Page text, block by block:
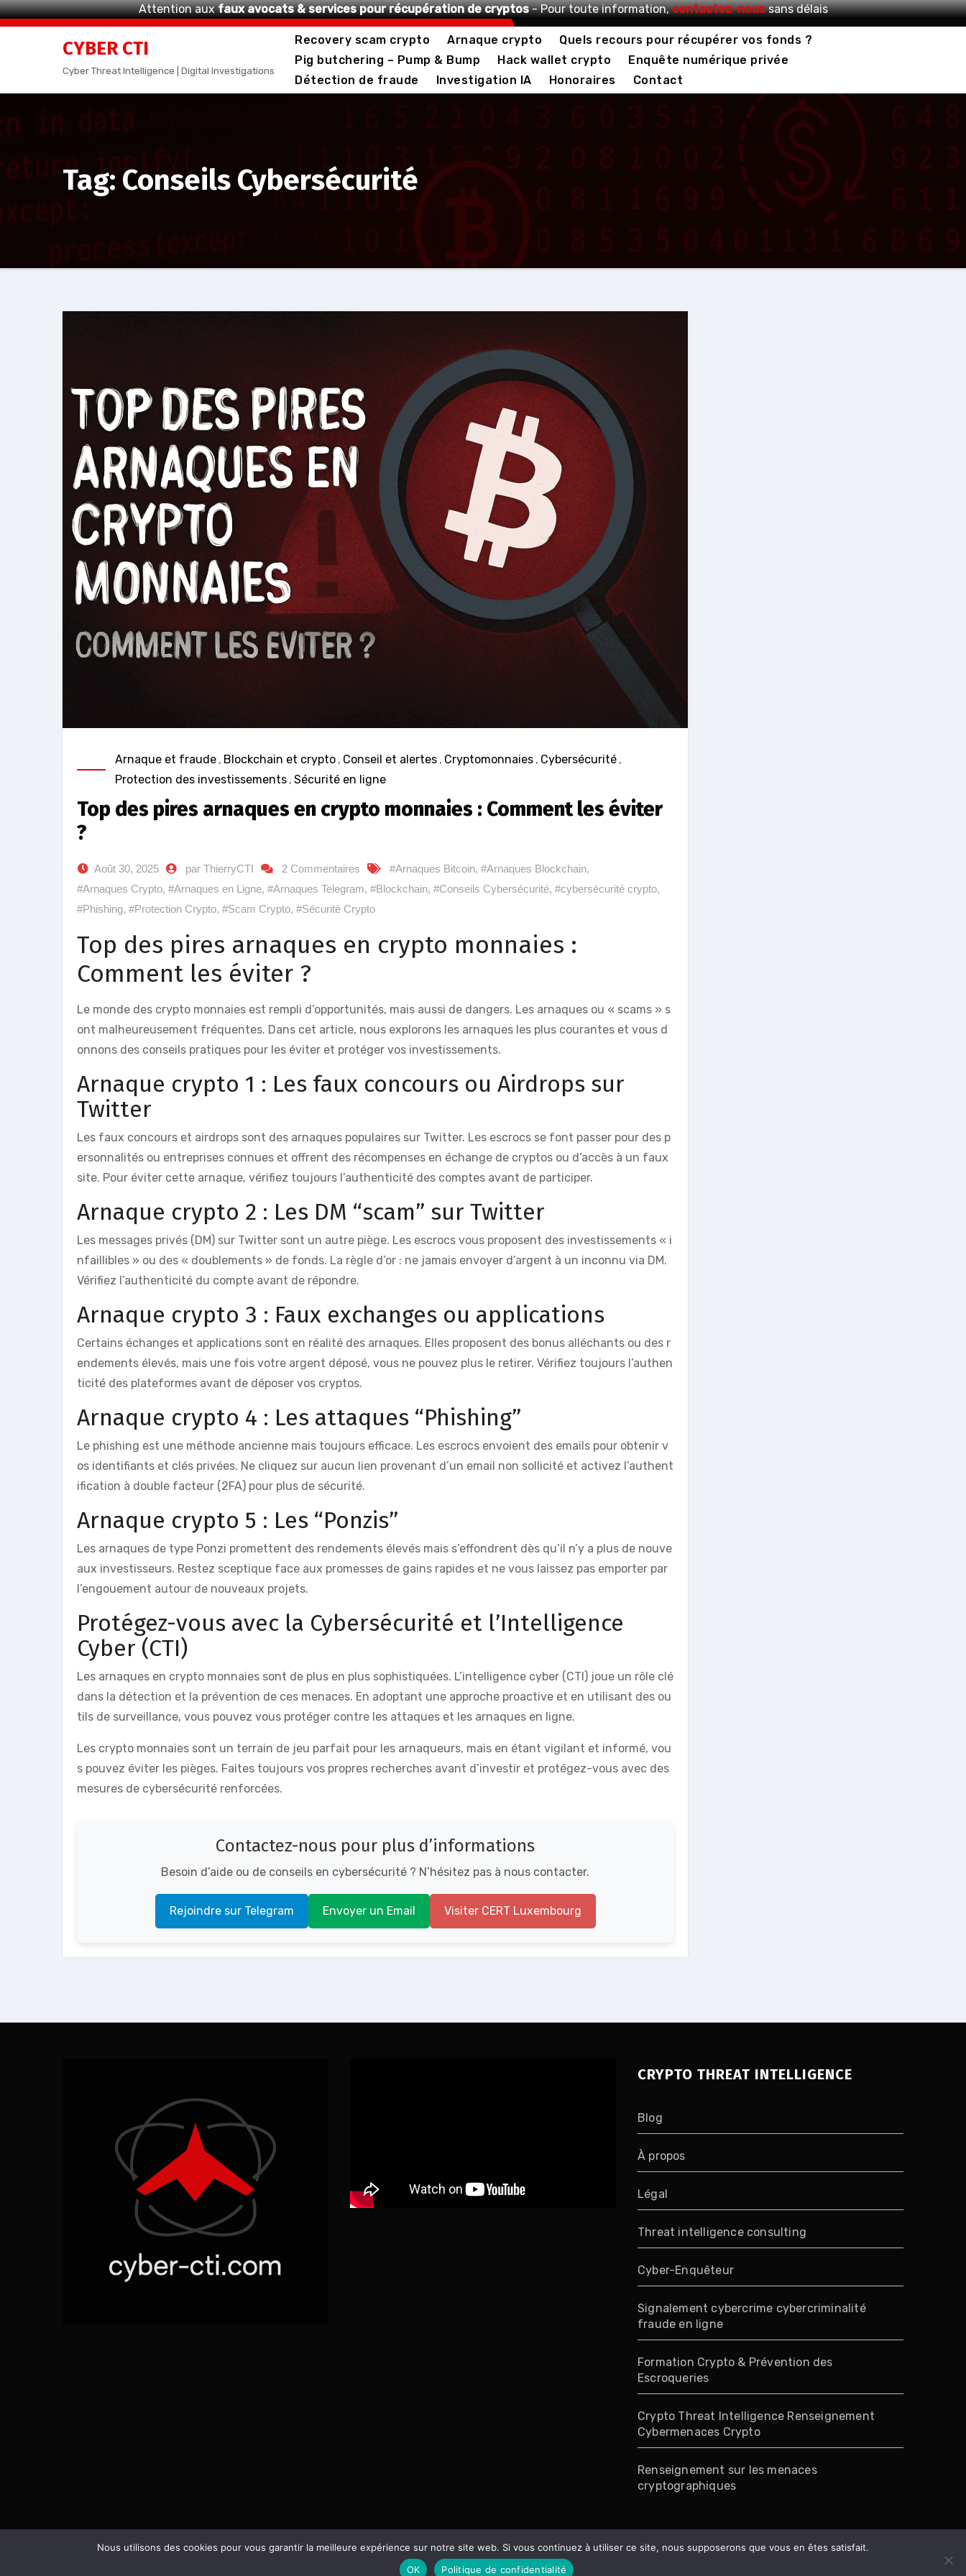
Attention auxfaux avocats & services pour récupération de cryptos- Pour toute information,contactez-noussans délais
Aller
CYBER CTI
Cyber Threat Intelligence | Digital Investigations
Recovery scam crypto Arnaque crypto
Quels recours pour récupérer vos fonds ?
Pig butchering – Pump & Bump
Hack wallet crypto
Enquête numérique privée
Détection de fraude
Investigation IA Honoraires Contact
Tag: Conseils Cybersécurité
Arnaque et fraude , Blockchain et crypto , Conseil et alertes , Cryptomonnaies , Cybersécurité ,
Protection des investissements , Sécurité en ligne
Top des pires arnaques en crypto monnaies : Comment les éviter
?
Août 30, 2025 par ThierryCTI 2 Commentaires #Arnaques Bitcoin, #Arnaques Blockchain,
#Arnaques Crypto, #Arnaques en Ligne, #Arnaques Telegram, #Blockchain, #Conseils Cybersécurité, #cybersécurité crypto,
#Phishing, #Protection Crypto, #Scam Crypto, #Sécurité Crypto
Top des pires arnaques en crypto monnaies :
Comment les éviter ?
Le monde des crypto monnaies est rempli d’opportunités, mais aussi de dangers. Les arnaques ou « scams » s
ont malheureusement fréquentes. Dans cet article, nous explorons les arnaques les plus courantes et vous d
onnons des conseils pratiques pour les éviter et protéger vos investissements.
Arnaque crypto 1 : Les faux concours ou Airdrops sur
Twitter
Les faux concours et airdrops sont des arnaques populaires sur Twitter. Les escrocs se font passer pour des p
ersonnalités ou entreprises connues et offrent des récompenses en échange de cryptos ou d’accès à un faux
site. Pour éviter cette arnaque, vérifiez toujours l’authenticité des comptes avant de participer.
Arnaque crypto 2 : Les DM “scam” sur Twitter
Les messages privés (DM) sur Twitter sont un autre piège. Les escrocs vous proposent des investissements « i
nfaillibles » ou des « doublements » de fonds. La règle d’or : ne jamais envoyer d’argent à un inconnu via DM.
Vérifiez l’authenticité du compte avant de répondre.
Arnaque crypto 3 : Faux exchanges ou applications
Certains échanges et applications sont en réalité des arnaques. Elles proposent des bonus alléchants ou des r
endements élevés, mais une fois votre argent déposé, vous ne pouvez plus le retirer. Vérifiez toujours l’authen
ticité des plateformes avant de déposer vos cryptos.
Arnaque crypto 4 : Les attaques “Phishing”
Le phishing est une méthode ancienne mais toujours efficace. Les escrocs envoient des emails pour obtenir v
os identifiants et clés privées. Ne cliquez sur aucun lien provenant d’un email non sollicité et activez l’authent
ification à double facteur (2FA) pour plus de sécurité.
Arnaque crypto 5 : Les “Ponzis”
Les arnaques de type Ponzi promettent des rendements élevés mais s’effondrent dès qu’il n’y a plus de nouve
aux investisseurs. Restez sceptique face aux promesses de gains rapides et ne vous laissez pas emporter par
l’engouement autour de nouveaux projets.
Protégez-vous avec la Cybersécurité et l’Intelligence
Cyber (CTI)
Les arnaques en crypto monnaies sont de plus en plus sophistiquées. L’intelligence cyber (CTI) joue un rôle clé
dans la détection et la prévention de ces menaces. En adoptant une approche proactive et en utilisant des ou
tils de surveillance, vous pouvez vous protéger contre les attaques et les arnaques en ligne.
Les crypto monnaies sont un terrain de jeu parfait pour les arnaqueurs, mais en étant vigilant et informé, vou
s pouvez éviter les pièges. Faites toujours vos propres recherches avant d’investir et protégez-vous avec des
mesures de cybersécurité renforcées.
Contactez-nous pour plus d’informations
Besoin d’aide ou de conseils en cybersécurité ? N’hésitez pas à nous contacter.
Rejoindre sur Telegram Envoyer un Email Visiter CERT Luxembourg
CRYPTO THREAT INTELLIGENCE
Blog
À propos
Légal
Threat intelligence consulting
Cyber-Enquêteur
Signalement cybercrime cybercriminalité
fraude en ligne
Formation Crypto & Prévention des
Escroqueries
Crypto Threat Intelligence Renseignement
Cybermenaces Crypto
Renseignement sur les menaces
cryptographiques
Fièrement propulsé par WordPress| Theme: Agencyup by
Nous utilisons des cookies pour vous garantir la meilleure expérience sur notre site web. Si vous continuez à utiliser ce site, nous supposerons que vous en êtes satisfait.
OK
Politique de confidentialité